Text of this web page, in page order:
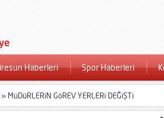
Haberleri Spor Haberleri
» MüDüRLERiN GöREV YERLERi DEĞiŞTi